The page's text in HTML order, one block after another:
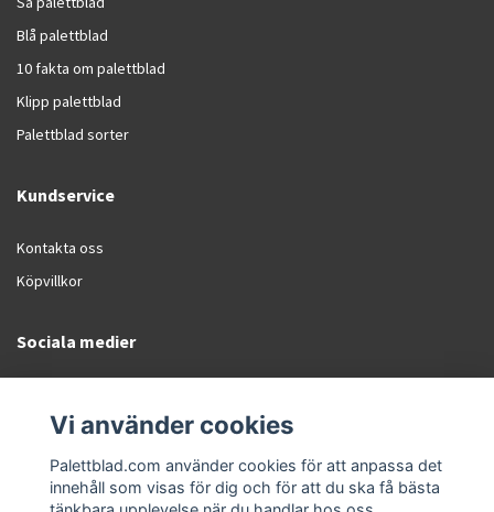
Blå palettblad
10 fakta om palettblad
Klipp palettblad
Palettblad sorter
Kundservice
Kontakta oss
Köpvillkor
Sociala medier
Instagram
Vi använder cookies
Palettblad.com använder cookies för att anpassa det
innehåll som visas för dig och för att du ska få bästa